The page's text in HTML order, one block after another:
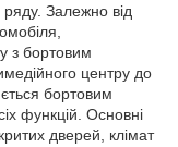
Залежно від
з бортовим
центру до
бортовим
функцій. Основні
дверей, клімат